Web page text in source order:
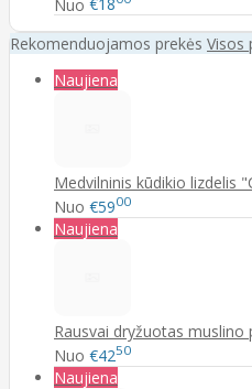
Nuo €18
Rekomenduojamos prekės Visos
Naujiena
Medvilninis kūdikio lizdelis
Nuo €5900
Naujiena
Rausvai dryžuotas muslino
Nuo €4250
Naujiena